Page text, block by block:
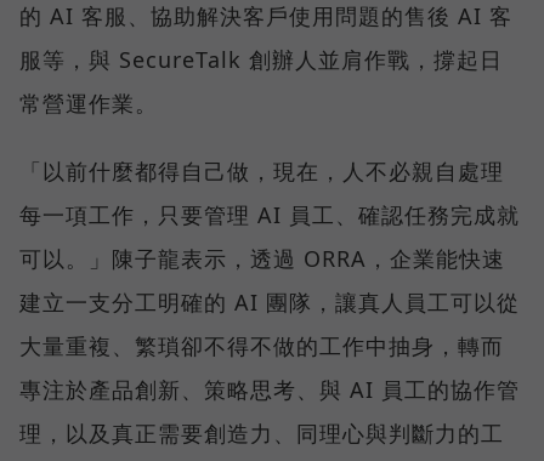
的 AI 客服、協助解決客戶使用問題的售後 AI 客
服等，與 SecureTalk 創辦人並肩作戰，撐起日
常營運作業。
「以前什麼都得自己做，現在，人不必親自處理
每一項工作，只要管理 AI 員工、確認任務完成就
可以。」陳子龍表示，透過 ORRA，企業能快速
建立一支分工明確的 AI 團隊，讓真人員工可以從
大量重複、繁瑣卻不得不做的工作中抽身，轉而
專注於產品創新、策略思考、與 AI 員工的協作管
理，以及真正需要創造力、同理心與判斷力的工